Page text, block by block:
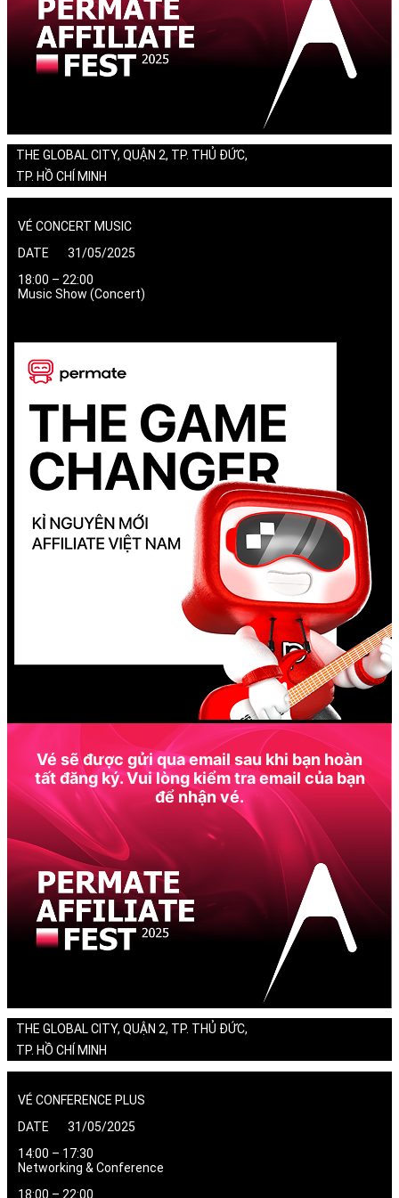
THE GLOBAL CITY, QUẬN 2, TP. THỦ ĐỨC,
TP. HỒ CHÍ MINH
VÉ CONCERT MUSIC
DATE 31/05/2025
18:00 – 22:00
Music Show (Concert)
Vé sẽ được gửi qua email sau khi bạn hoàn
tất đăng ký. Vui lòng kiểm tra email của bạn
để nhận vé.
THE GLOBAL CITY, QUẬN 2, TP. THỦ ĐỨC,
TP. HỒ CHÍ MINH
VÉ CONFERENCE PLUS
DATE 31/05/2025
14:00 – 17:30
Networking & Conference
18:00 – 22:00